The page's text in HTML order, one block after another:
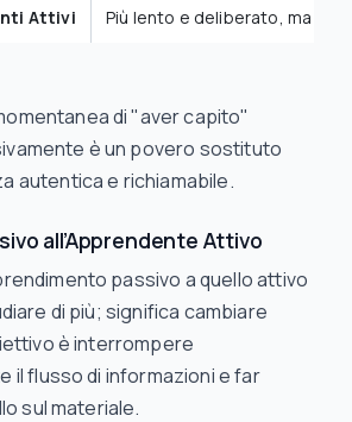
Attivi Più lento e deliberato, ma
di "aver capito"
è un povero sostituto
autentica e richiamabile.
all’Apprendente Attivo
passivo a quello attivo
di più; significa cambiare
è interrompere
il flusso di informazioni e far
sul materiale.